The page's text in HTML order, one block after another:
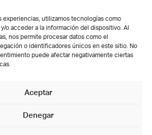
experiencias, utilizamos tecnologías como
o acceder a la información del dispositivo. Al
nos permite procesar datos como el
o identificadores únicos en este sitio. No
puede afectar negativamente ciertas
Aceptar
Denegar
de 09:00 h a 18:00 h, o llámanos al